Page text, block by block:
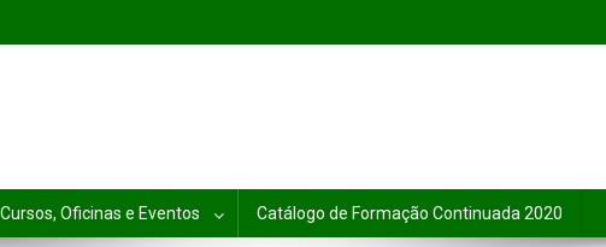
Cursos, Oficinas e Eventos Catálogo de Formação Continuada 2020